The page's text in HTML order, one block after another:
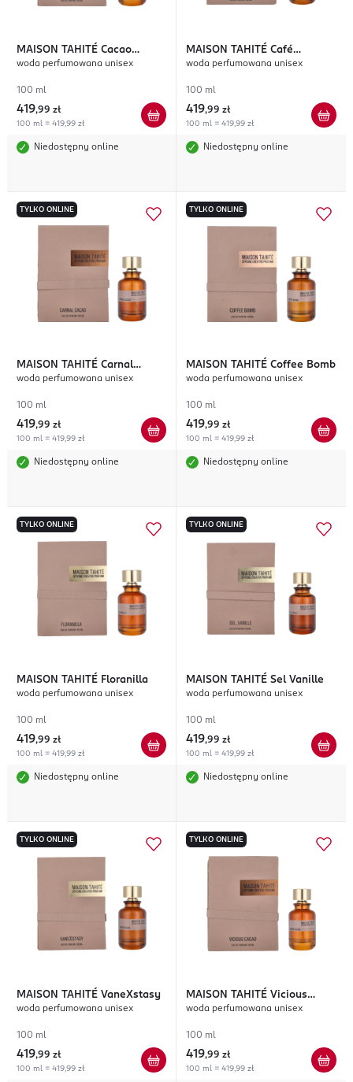
MAISON TAHITÉ Cacao
Libertine
woda perfumowana unisex
100 ml
419,99 zł
100 ml = 419,99 zł
Niedostępny online
MAISON TAHITÉ Café
Gourmand
woda perfumowana unisex
100 ml
419,99 zł
100 ml = 419,99 zł
Niedostępny online
TYLKO ONLINE
MAISON TAHITÉ Carnal
Cacao
woda perfumowana unisex
100 ml
419,99 zł
100 ml = 419,99 zł
Niedostępny online
TYLKO ONLINE
MAISON TAHITÉ Coffee Bomb
woda perfumowana unisex
100 ml
419,99 zł
100 ml = 419,99 zł
Niedostępny online
TYLKO ONLINE
MAISON TAHITÉ Floranilla
woda perfumowana unisex
100 ml
419,99 zł
100 ml = 419,99 zł
Niedostępny online
TYLKO ONLINE
MAISON TAHITÉ Sel Vanille
woda perfumowana unisex
100 ml
419,99 zł
100 ml = 419,99 zł
Niedostępny online
TYLKO ONLINE
MAISON TAHITÉ VaneXstasy
woda perfumowana unisex
100 ml
419,99 zł
100 ml = 419,99 zł
TYLKO ONLINE
MAISON TAHITÉ Vicious
Cacao
woda perfumowana unisex
100 ml
419,99 zł
100 ml = 419,99 zł